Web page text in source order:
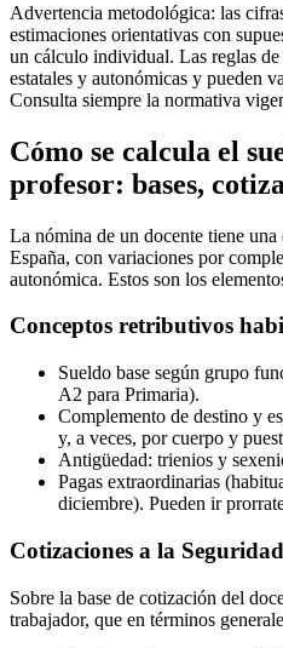
Advertencia metodológica: las
estimaciones orientativas con
un cálculo individual. Las reglas
estatales y autonómicas y pueden
Consulta siempre la normativa
Cómo se calcula el
profesor: bases,
La nómina de un docente tiene una
España, con variaciones por
autonómica. Estos son los
Conceptos retributivos
Sueldo base según grupo
A2 para Primaria).
Complemento de destino y
y, a veces, por cuerpo y
Antigüedad: trienios y
Pagas extraordinarias
diciembre). Pueden ir
Cotizaciones a la
Sobre la base de cotización del
trabajador, que en términos